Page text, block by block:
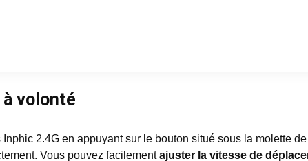
volonté
2.4G en appuyant sur le bouton situé sous la molette
Vous pouvez facilementajuster la vitesse de